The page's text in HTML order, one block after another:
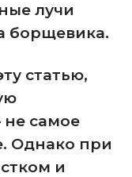
лучи
борщевика.
статью,
самое
Однако при
и